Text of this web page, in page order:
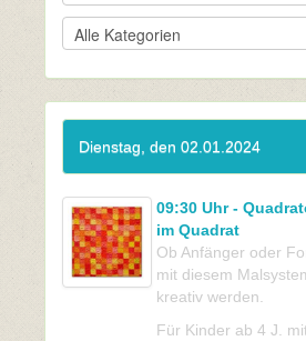
Dienstag, den 02.01.2024
09:30 Uhr -
im Quadrat
Ob Anfänger oder
mit diesem
kreativ werden.
Für Kinder ab 4 J.